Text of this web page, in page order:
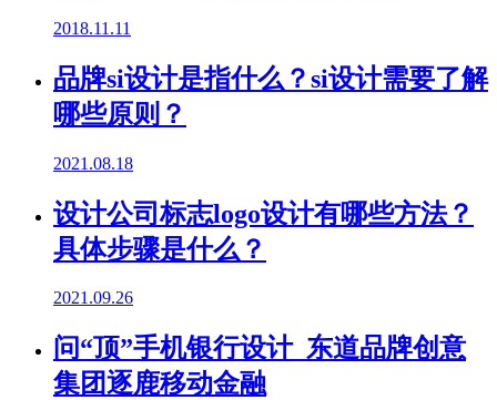
2018.11.11
品牌si设计是指什么？si设计需要了解
哪些原则？
2021.08.18
设计公司标志logo设计有哪些方法？
具体步骤是什么？
2021.09.26
问“顶”手机银行设计 东道品牌创意
集团逐鹿移动金融